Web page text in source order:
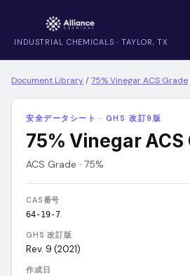
INDUSTRIAL CHEMICALS · TAYLOR, TX
Document Library/75% Vinegar ACS Grade
安全データシート · GHS 改訂9版
75% Vinegar ACS
ACS Grade · 75%
CAS番号
64-19-7
GHS 改訂版
Rev. 9 (2021)
作成日